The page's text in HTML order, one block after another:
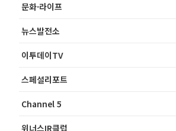
문화·라이프
뉴스발전소
이투데이TV
스페셜리포트
Channel 5
위너스IR클럽